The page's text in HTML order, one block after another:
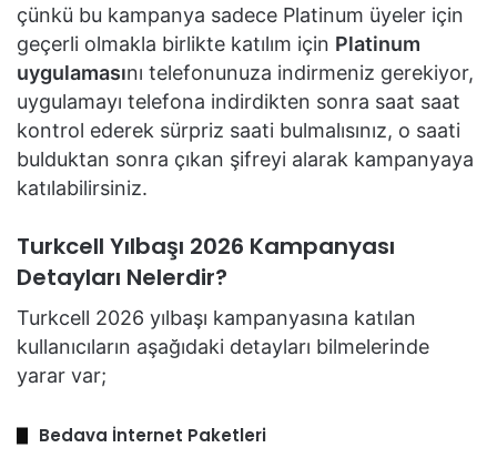
çünkü bu kampanya sadece Platinum üyeler için
geçerli olmakla birlikte katılım için Platinum
uygulamasını telefonunuza indirmeniz gerekiyor,
uygulamayı telefona indirdikten sonra saat saat
kontrol ederek sürpriz saati bulmalısınız, o saati
bulduktan sonra çıkan şifreyi alarak kampanyaya
katılabilirsiniz.
Turkcell Yılbaşı 2026 Kampanyası
Detayları Nelerdir?
Turkcell 2026 yılbaşı kampanyasına katılan
kullanıcıların aşağıdaki detayları bilmelerinde
yarar var;
Bedava İnternet Paketleri